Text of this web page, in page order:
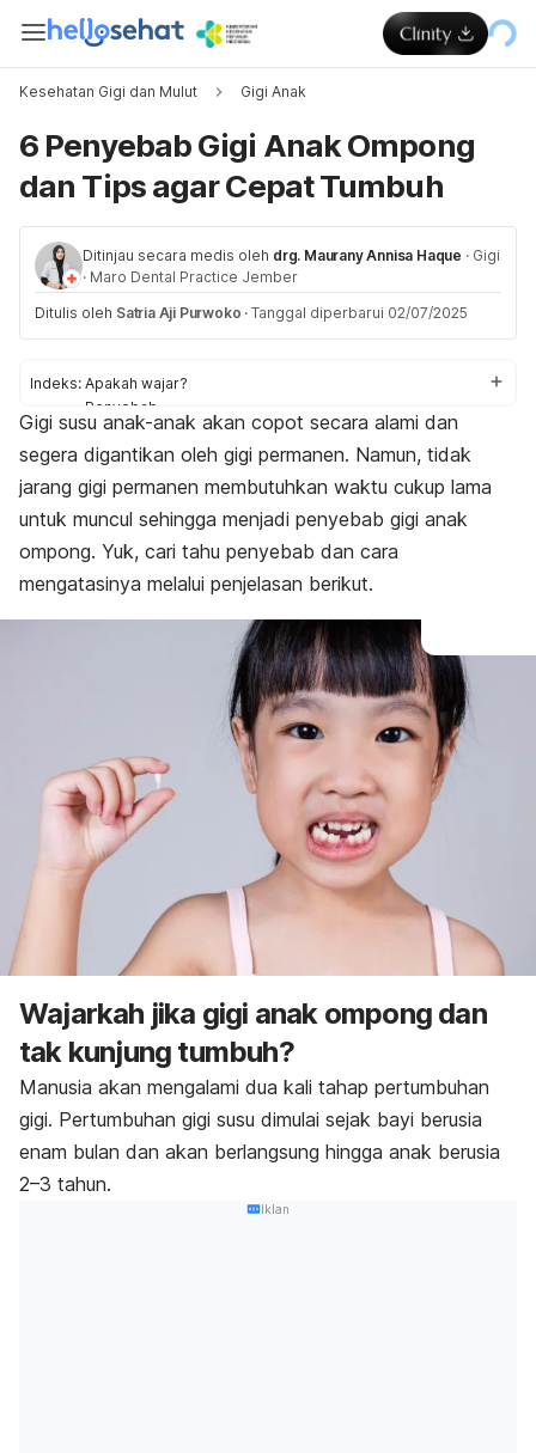
Kesehatan Gigi dan Mulut Gigi Anak
6 Penyebab Gigi Anak Ompong
dan Tips agar Cepat Tumbuh
Ditinjau secara medis oleh drg. Maurany Annisa Haque · Gigi
· Maro Dental Practice Jember
Ditulis oleh Satria Aji Purwoko · Tanggal diperbarui 02/07/2025
Indeks: Apakah wajar?
Penyebab
Cara mengatasi
Gigi susu anak-anak akan copot secara alami dan
segera digantikan oleh gigi permanen. Namun, tidak
jarang gigi permanen membutuhkan waktu cukup lama
untuk muncul sehingga menjadi penyebab gigi anak
ompong. Yuk, cari tahu penyebab dan cara
mengatasinya melalui penjelasan berikut.
Wajarkah jika gigi anak ompong dan
tak kunjung tumbuh?
Manusia akan mengalami dua kali tahap pertumbuhan
gigi. Pertumbuhan gigi susu dimulai sejak bayi berusia
enam bulan dan akan berlangsung hingga anak berusia
2–3 tahun.
Iklan